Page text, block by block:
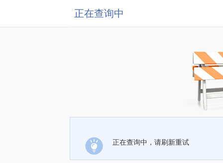
正在查询中
正在查询中，请刷新重试